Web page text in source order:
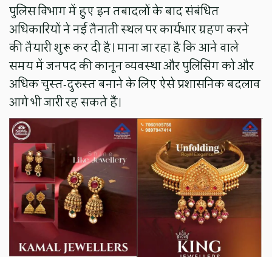
पुलिस विभाग में हुए इन तबादलों के बाद संबंधित
अधिकारियों ने नई तैनाती स्थल पर कार्यभार ग्रहण करने
की तैयारी शुरू कर दी है। माना जा रहा है कि आने वाले
समय में जनपद की कानून व्यवस्था और पुलिसिंग को और
अधिक चुस्त-दुरुस्त बनाने के लिए ऐसे प्रशासनिक बदलाव
आगे भी जारी रह सकते हैं।